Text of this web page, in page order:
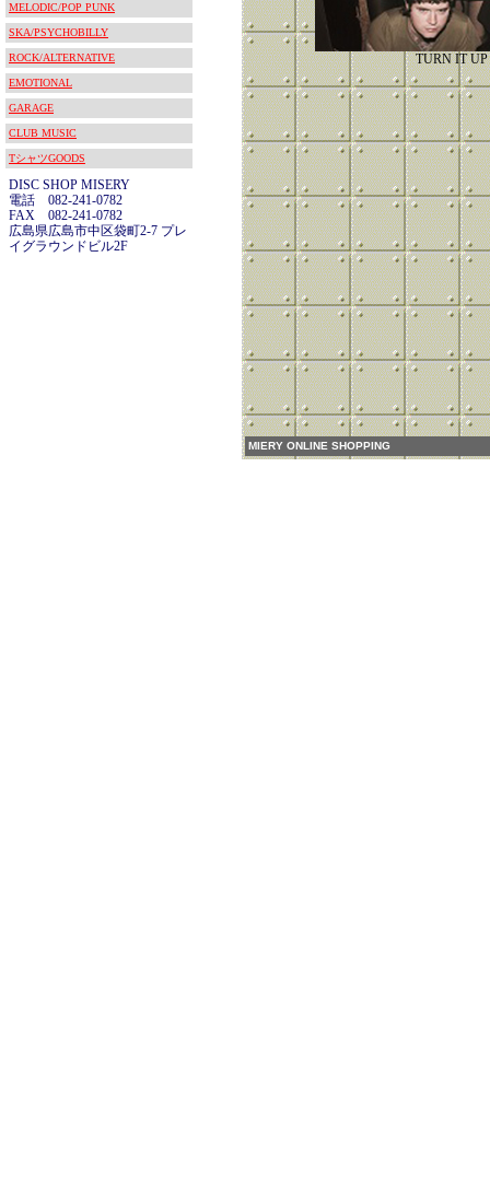
MELODIC/POP PUNK
SKA/PSYCHOBILLY
ROCK/ALTERNATIVE
EMOTIONAL
GARAGE
CLUB MUSIC
TシャツGOODS
DISC SHOP MISERY
電話 082-241-0782
FAX 082-241-0782
広島県広島市中区袋町2-7 プレ
イグラウンドビル2F
TURN IT UP
MIERY ONLINE SHOPPING